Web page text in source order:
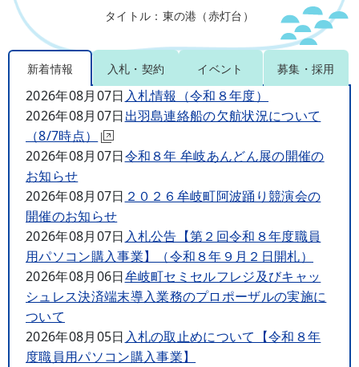
タイトル：東の港（赤灯台）
新着情報 入札・契約 イベント 募集・採用
2026年08月07日 入札情報（令和８年度）
2026年08月07日出羽島連絡船の欠航状況について
（8/7時点）
2026年08月07日令和８年 牟岐あんどん展の開催の
お知らせ
2026年08月07日 ２０２６牟岐町阿波踊り競演会の
開催のお知らせ
2026年08月07日 入札公告【第２回令和８年度職員
用パソコン購入事業】（令和８年９月２日開札）
2026年08月06日牟岐町セミセルフレジ及びキャッ
シュレス決済端末導入業務のプロポーザルの実施に
ついて
2026年08月05日 入札の取止めについて【令和８年
度職員用パソコン購入事業】